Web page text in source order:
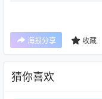
海报分享 收藏
猜你喜欢